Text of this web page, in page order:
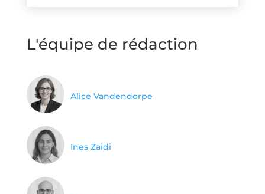
L'équipe de rédaction
Alice Vandendorpe
Ines Zaidi